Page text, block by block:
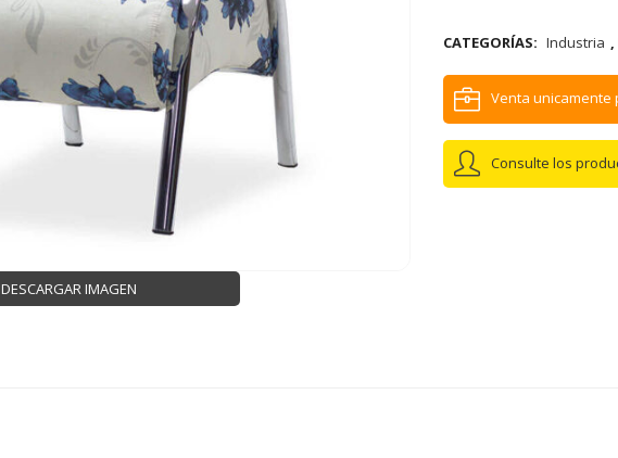
DESCARGAR IMAGEN
CATEGORÍAS: Industria ,
Venta unicamente
Consulte los